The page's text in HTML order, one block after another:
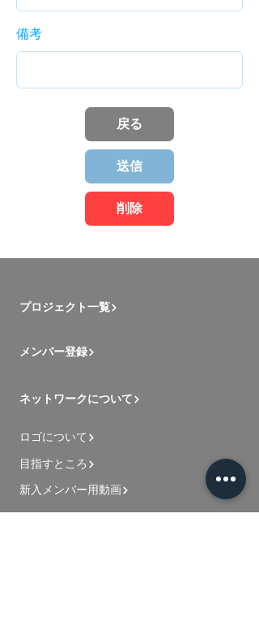
備考
戻る
送信
削除
プロジェクト一覧
メンバー登録
ネットワークについて
ロゴについて
目指すところ
新入メンバー用動画